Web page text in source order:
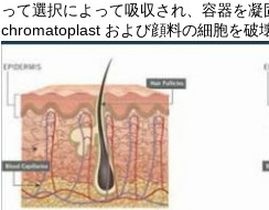
って選択によって吸収され、容器を
chromatoplast および顔料の細胞を破